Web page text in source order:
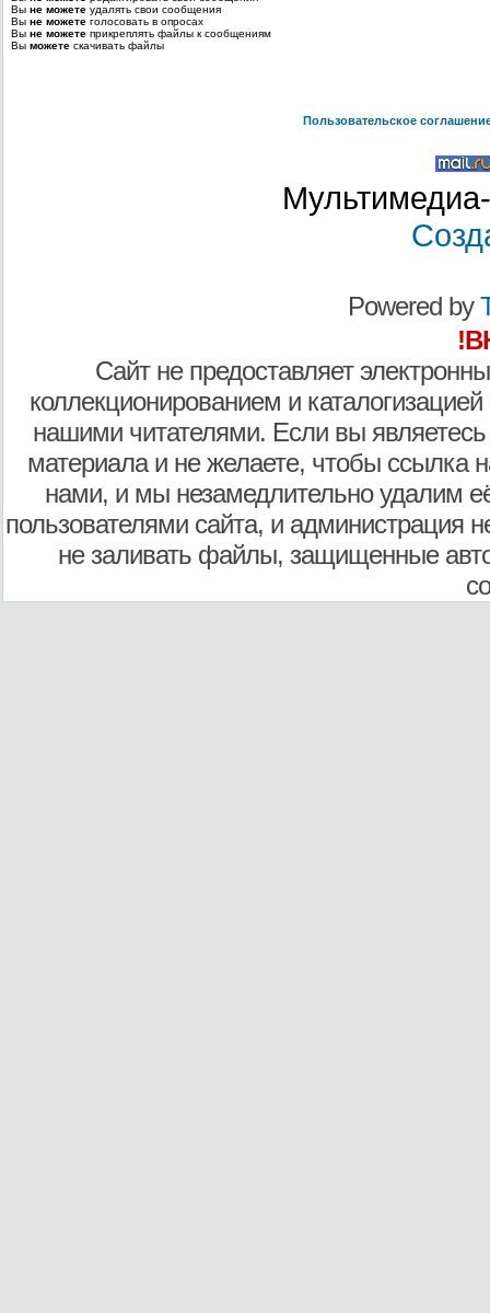
Вы не можете удалять свои сообщения
Вы не можете голосовать в опросах
Вы не можете прикреплять файлы к сообщениям
Вы можете скачивать файлы
Пользовательское
Powered by
Сайт не предоставляет
коллекционированием и
нашими читателями. Если вы являетесь
материала и не желаете, чтобы ссылка
нами, и мы незамедлительно удалим
пользователями сайта, и администрация
не заливать файлы, защищенные